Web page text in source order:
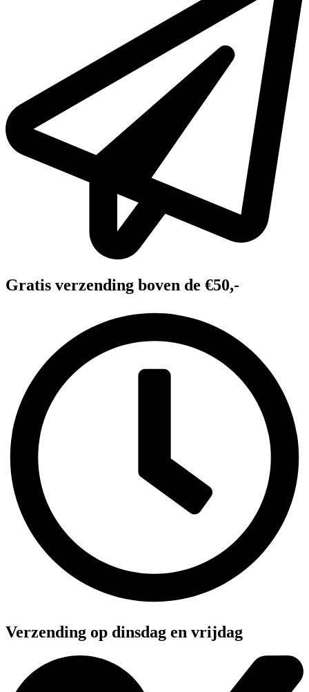
Gratis verzending boven de €50,-
Verzending op dinsdag en vrijdag